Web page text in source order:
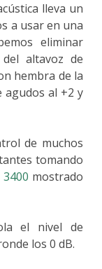
lleva un
a usar en una
eliminar
altavoz de
hembra de la
agudos al +2 y
de muchos
tomando
mostrado
el nivel de
los 0 dB.